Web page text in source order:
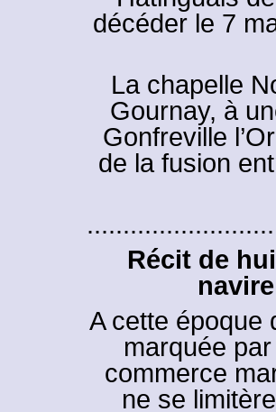
décéder le 7
La chapelle
Gournay, à
Gonfreville
de la fusion
Récit de
A cette époque
marquée
commerce
ne se